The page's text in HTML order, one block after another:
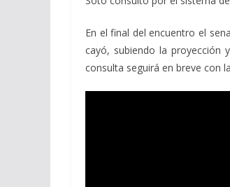
En el final del encuentro el
cayó, subiendo la proyección
consulta seguirá en breve con